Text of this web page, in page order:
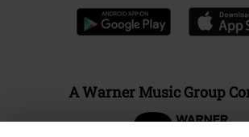
A Warner Music Group